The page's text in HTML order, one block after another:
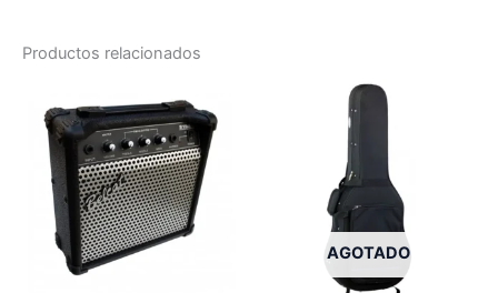
Productos relacionados
AGOTADO